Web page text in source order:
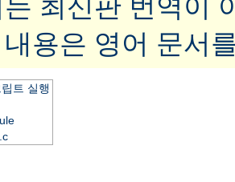
최신판 번역이
용은 영어 문서
트 실행